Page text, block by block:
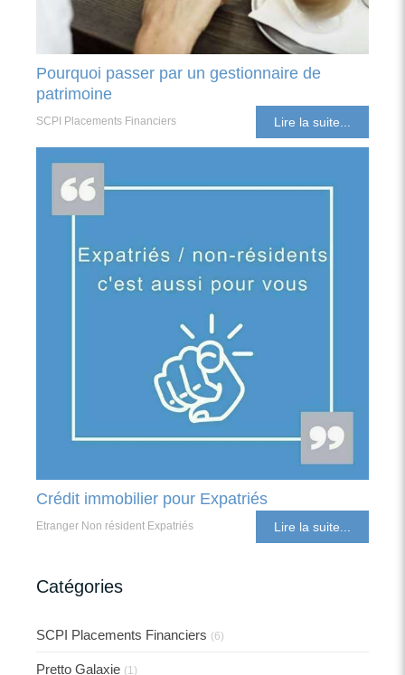
Pourquoi passer par un gestionnaire de
patrimoine
SCPI Placements Financiers Lire la suite...
Crédit immobilier pour Expatriés
Etranger Non résident Expatriés Lire la suite...
Catégories
SCPI Placements Financiers (6)
Pretto Galaxie (1)